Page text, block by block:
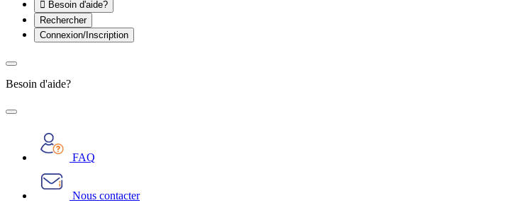
 Besoin d'aide?
Rechercher
Connexion/Inscription
Besoin d'aide?
FAQ
Nous contacter